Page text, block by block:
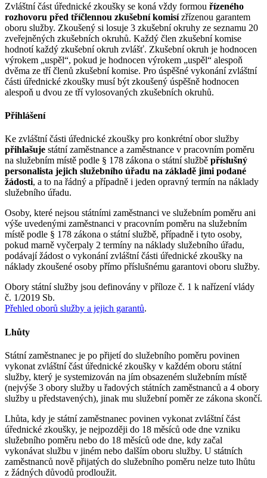
Zvláštní část úřednické zkoušky se koná vždy formou řízeného
rozhovoru před tříčlennou zkušební komisízřízenou garantem
oboru služby. Zkoušený si losuje 3 zkušební okruhy ze seznamu 20
zveřejněných zkušebních okruhů. Každý člen zkušební komise
hodnotí každý zkušební okruh zvlášť. Zkušební okruh je hodnocen
výrokem „uspěl“, pokud je hodnocen výrokem „uspěl“ alespoň
dvěma ze tří členů zkušební komise. Pro úspěšné vykonání zvláštní
části úřednické zkoušky musí být zkoušený úspěšně hodnocen
alespoň u dvou ze tří vylosovaných zkušebních okruhů.
Přihlášení
Ke zvláštní části úřednické zkoušky pro konkrétní obor služby
přihlašuje státní zaměstnance a zaměstnance v pracovním poměru
na služebním místě podle § 178 zákona o státní službě příslušný
personalista jejich služebního úřadu na základě jimi podané
žádosti, a to na řádný a případně i jeden opravný termín na náklady
služebního úřadu.
Osoby, které nejsou státními zaměstnanci ve služebním poměru ani
výše uvedenými zaměstnanci v pracovním poměru na služebním
místě podle § 178 zákona o státní službě, případně i tyto osoby,
pokud marně vyčerpaly 2 termíny na náklady služebního úřadu,
podávají žádost o vykonání zvláštní části úřednické zkoušky na
náklady zkoušené osoby přímo příslušnému garantovi oboru služby.
Obory státní služby jsou definovány v příloze č. 1 k nařízení vlády
č. 1/2019 Sb.
Přehled oborů služby a jejich garantů.
Lhůty
Státní zaměstnanec je po přijetí do služebního poměru povinen
vykonat zvláštní část úřednické zkoušky v každém oboru státní
služby, který je systemizován na jím obsazeném služebním místě
(nejvýše 3 obory služby u řadových státních zaměstnanců a 4 obory
služby u představených), jinak mu služební poměr ze zákona skončí.
Lhůta, kdy je státní zaměstnanec povinen vykonat zvláštní část
úřednické zkoušky, je nejpozději do 18 měsíců ode dne vzniku
služebního poměru nebo do 18 měsíců ode dne, kdy začal
vykonávat službu v jiném nebo dalším oboru služby. U státních
zaměstnanců nově přijatých do služebního poměru nelze tuto lhůtu
z žádných důvodů prodloužit.